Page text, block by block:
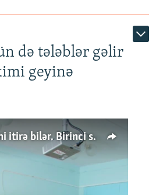
də tələblər gəlir
geyinə
50 min müəllim işini itirə bilər. Birinci sinfə gedənlər azalır